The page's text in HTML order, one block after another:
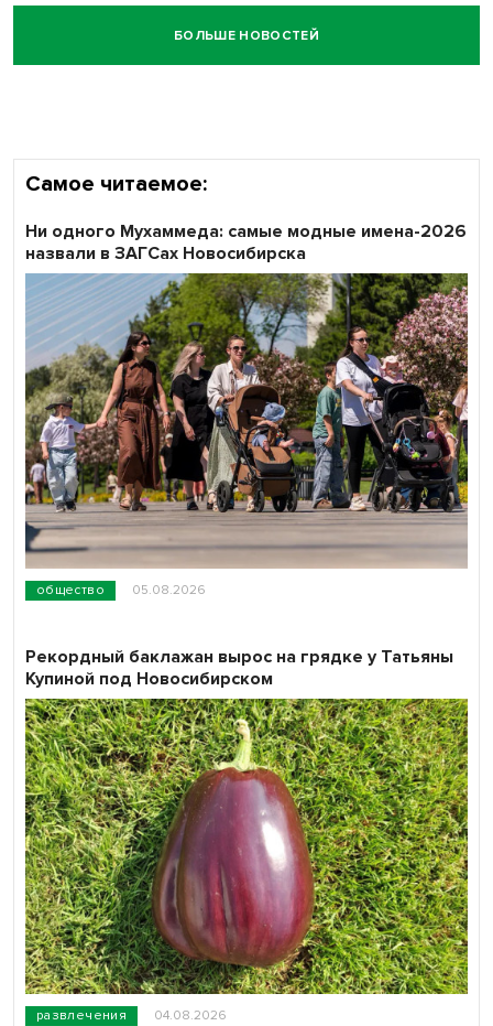
БОЛЬШЕ НОВОСТЕЙ
Самое читаемое:
общество 05.08.2026
Ни одного Мухаммеда: самые модные имена-2026
назвали в ЗАГСах Новосибирска
развлечения 04.08.2026
Рекордный баклажан вырос на грядке у Татьяны
Купиной под Новосибирском